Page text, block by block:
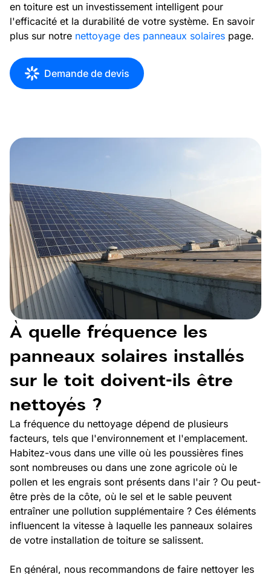
en toiture est un investissement intelligent pour
l'efficacité et la durabilité de votre système. En savoir
plus sur notre nettoyage des panneaux solaires page.
Demande de devis
À quelle fréquence les
panneaux solaires installés
sur le toit doivent-ils être
nettoyés ?
La fréquence du nettoyage dépend de plusieurs
facteurs, tels que l'environnement et l'emplacement.
Habitez-vous dans une ville où les poussières fines
sont nombreuses ou dans une zone agricole où le
pollen et les engrais sont présents dans l'air ? Ou peut-
être près de la côte, où le sel et le sable peuvent
entraîner une pollution supplémentaire ? Ces éléments
influencent la vitesse à laquelle les panneaux solaires
de votre installation de toiture se salissent.
En général, nous recommandons de faire nettoyer les